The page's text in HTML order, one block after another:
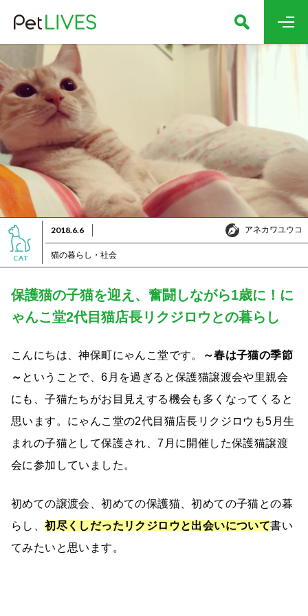
CAT
2018.6.6 アネカワユウコ
アネカワユウコ
猫の暮らし・社会
保護猫の子猫を迎え、奮闘しながら1歳に！に
ゃんこ堂2代目猫店長リクジロウとの暮らし
こんにちは、神保町にゃんこ堂です。
～春は子猫の季節
～ ということで、6月を過ぎると保護猫譲渡会や里親会
にも、子猫たちがお目見えする機会も多くなってくると
思います。にゃんこ堂の2代目猫店長リクジロウも5月生
まれの子猫として保護され、7月に開催した保護猫譲渡
会に参加していました。
初めての譲渡会、初めての保護猫、初めての子猫との暮
らし、初尽くしだったリクジロウと出会いについて書い
てみたいと思います。